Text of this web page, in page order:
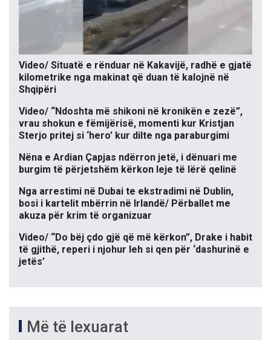
Video/ Situatë e rënduar në Kakavijë, radhë e gjatë
kilometrike nga makinat që duan të kalojnë në
Shqipëri
Video/ “Ndoshta më shikoni në kronikën e zezë”,
vrau shokun e fëmijërisë, momenti kur Kristjan
Sterjo pritej si ‘hero’ kur dilte nga paraburgimi
Nëna e Ardian Çapjas ndërron jetë, i dënuari me
burgim të përjetshëm kërkon leje të lërë qelinë
Nga arrestimi në Dubai te ekstradimi në Dublin,
bosi i kartelit mbërrin në Irlandë/ Përballet me
akuza për krim të organizuar
Video/ “Do bëj çdo gjë që më kërkon”, Drake i habit
të gjithë, reperi i njohur leh si qen për ‘dashurinë e
jetës’
Më të lexuarat